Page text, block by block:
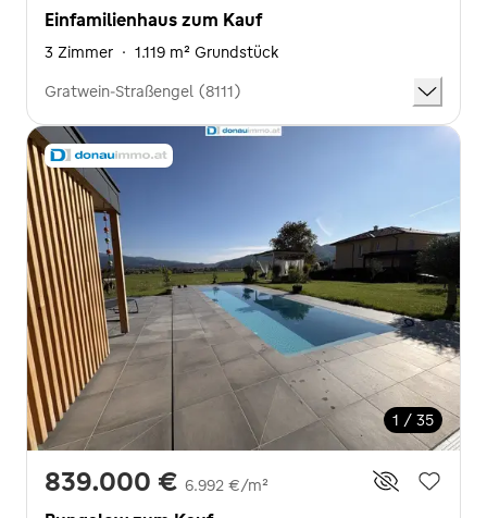
Einfamilienhaus zum Kauf
3 Zimmer · 1.119 m² Grundstück
Gratwein-Straßengel (8111)
1 / 35
839.000 € 6.992 €/m²